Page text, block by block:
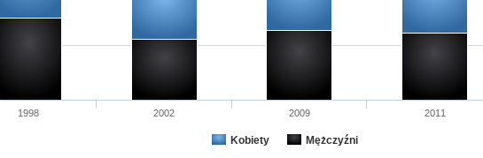
Kobiety Mężczyźni
1998 2002 2009 2011